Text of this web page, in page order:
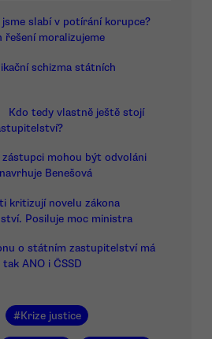
jsme slabí v potírání korupce?
moralizujeme
schizma státních
Kdo tedy vlastně ještě stojí
mohou být odvoláni
Benešová
kritizují novelu zákona
Posiluje moc ministra
o státním zastupitelství má
ANO i ČSSD
#Krize justice